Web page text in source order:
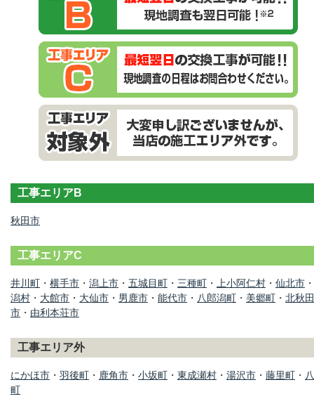
工事エリアB
秋田市
工事エリアC
井川町 ・ 横手市 ・ 潟上市 ・ 五城目町 ・ 三種町 ・ 上小阿仁村 ・ 仙北市 ・
潟村 ・ 大館市 ・ 大仙市 ・ 男鹿市 ・ 能代市 ・ 八郎潟町 ・ 美郷町 ・ 北秋田
市 ・ 由利本荘市
工事エリア外
にかほ市 ・ 羽後町 ・ 鹿角市 ・ 小坂町 ・ 東成瀬村 ・ 湯沢市 ・ 藤里町 ・
町